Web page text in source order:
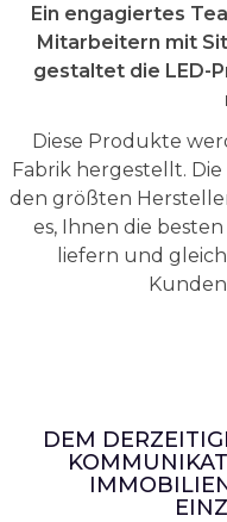
Ein engagiertes
Mitarbeitern mit
gestaltet die LED-
Diese Produkte
Fabrik hergestellt.
den größten
es, Ihnen die
liefern und
DEM